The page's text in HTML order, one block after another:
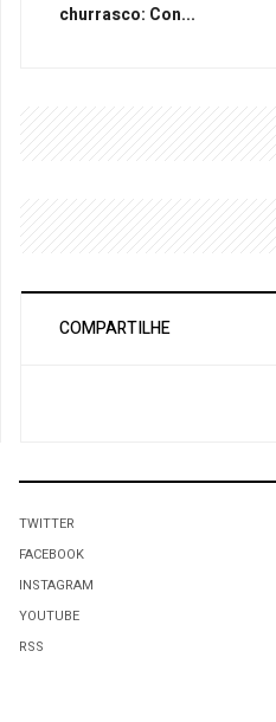
churrasco: Con...
COMPARTILHE
TWITTER
FACEBOOK
INSTAGRAM
YOUTUBE
RSS